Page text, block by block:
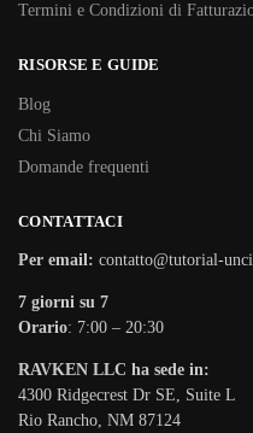
Termini e Condizioni di
RISORSE E GUIDE
Blog
Chi Siamo
Domande frequenti
CONTATTACI
Per email: contatto@tutorial-
7 giorni su 7
Orario: 7:00 – 20:30
RAVKEN LLC ha sede in:
4300 Ridgecrest Dr SE, Suite L
Rio Rancho, NM 87124